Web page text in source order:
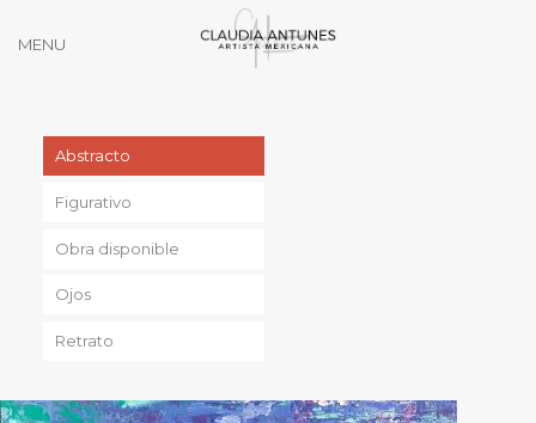
MENU
Abstracto
Figurativo
Obra disponible
Ojos
Retrato